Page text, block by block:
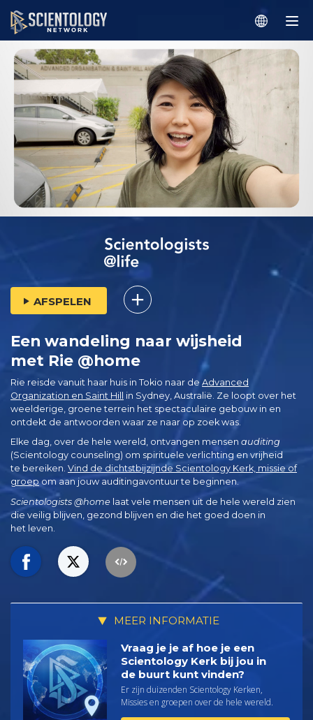
AFSPELEN
Een wandeling naar wijsheid
met Rie @home
Rie reisde vanuit haar huis in Tokio naar de Advanced
Organization en Saint Hill in Sydney, Australië. Ze loopt over het
weelderige, groene terrein het spectaculaire gebouw in en
ontdekt de antwoorden waar ze naar op zoek was.
Elke dag, over de hele wereld, ontvangen mensen auditing
(Scientology counseling) om spirituele verlichting en vrijheid
te bereiken. Vind de dichtstbijzijnde Scientology Kerk, missie of
groepom aan jouw auditingavontuur te beginnen.
Scientologists @home laat vele mensen uit de hele wereld zien
die veilig blijven, gezond blijven en die het goed doen in
het leven.
MEER INFORMATIE
Vraag je je af hoe je een
Scientology Kerk bij jou in
de buurt kunt vinden?
Er zijn duizenden Scientology Kerken,
Missies en groepen over de hele wereld.